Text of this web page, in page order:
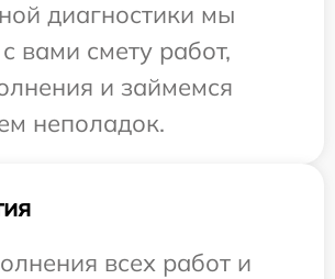
диагностики мы
вами смету работ,
и займемся
неполадок.
всех работ и